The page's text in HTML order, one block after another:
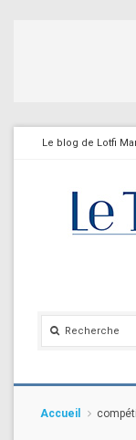
Le blog de Lotfi
Accueil